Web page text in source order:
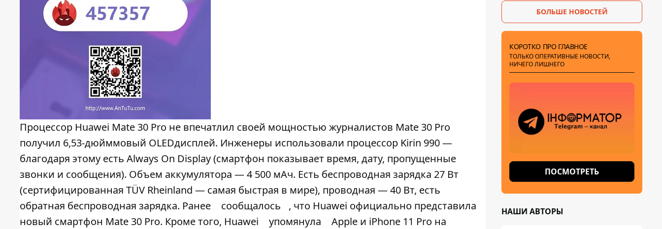
Процессор Huawei Mate 30 Pro не впечатлил своей мощностью журналистов Mate 30 Pro
получил 6,53-дюйммовый OLEDдисплей. Инженеры использовали процессор Kirin 990 —
благодаря этому есть Always On Display (смартфон показывает время, дату, пропущенные
звонки и сообщения). Объем аккумулятора — 4 500 мАч. Есть беспроводная зарядка 27 Вт
(сертифицированная TÜV Rheinland — самая быстрая в мире), проводная — 40 Вт, есть
обратная беспроводная зарядка. Ранее
сообщалось
, что Huawei официально представила
новый смартфон Mate 30 Pro. Кроме того, Huawei
упомянула
Apple и iPhone 11 Pro на
БОЛЬШЕ НОВОСТЕЙ
КОРОТКО ПРО ГЛАВНОЕ
ТОЛЬКО ОПЕРАТИВНЫЕ НОВОСТИ,
НИЧЕГО ЛИШНЕГО
ПОСМОТРЕТЬ
НАШИ АВТОРЫ